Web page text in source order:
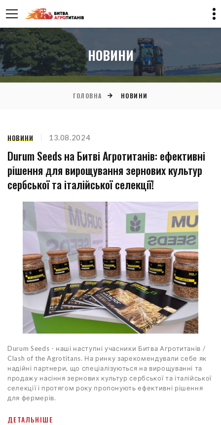
НОВИНИ
ГОЛОВНА НОВИНИ
НОВИНИ 13.08.2024
Durum Seeds на Битві Агротитанів: ефективні
рішення для вирощування зернових культур
сербської та італійської селекції!
Durum Seeds - наші наступні учасники Битва Агротитанів /
Clash of the Agrotitans. На ринку зарекомендували себе як
надійні партнери, що спеціалізуються на вирощуванні та
продажу насіння зернових культур сербської та італійської
селекції і протягом року пропонують ефективні рішення
для фермерів.
ДЕТАЛЬНІШЕ